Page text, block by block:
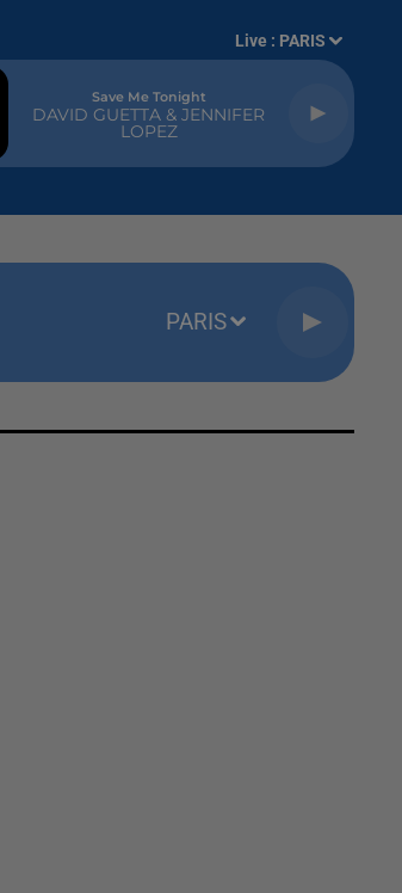
Live : PARIS
Save Me Tonight
DAVID GUETTA & JENNIFER
LOPEZ
PARIS